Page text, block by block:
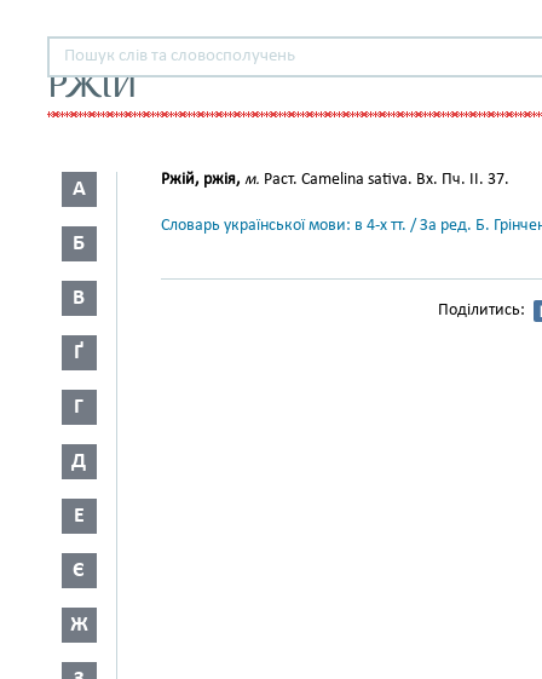
РЖІЙ
А
Б
В
Ґ
Г
Д
Е
Є
Ж
Ржій, ржія, м. Раст. Camelina sativa. Вх. Пч. II. 37.
Словарь української мови: в 4-х тт. / За ред. Б.
Поділитись: